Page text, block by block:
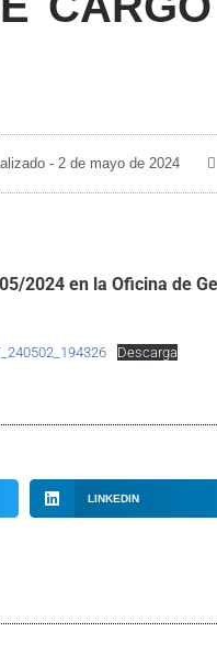
- 2 de mayo de 2024
2024 en la Oficina de
Descarga
LINKEDIN